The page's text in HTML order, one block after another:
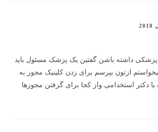
داشته باشن گفتین یک پزشک مسئول باید
ازتون بپرسم برای زدن کلینیک مجوز به
دکتر استخدامی.واز کجا برای گرفتن مجوزها